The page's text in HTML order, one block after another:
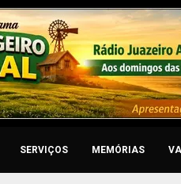
SERVIÇOS MEMÓRIAS